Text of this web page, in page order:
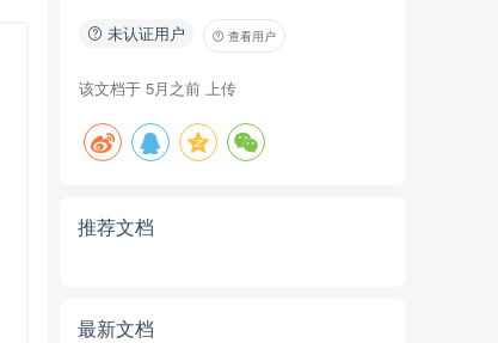
未认证用户 查看用户
该文档于 5月之前 上传
推荐文档
最新文档